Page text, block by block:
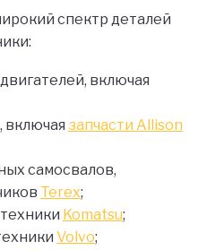
спектр деталей
включая
включая запчасти Allison
самосвалов,
Terex;
Komatsu;
Volvo;